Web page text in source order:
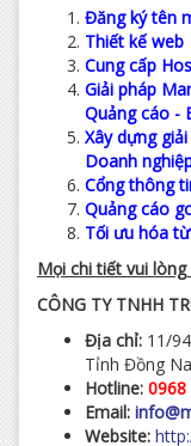
Đăng ký tên
Thiết kế web
Cung cấp
Giải pháp
Quảng cáo -
Xây dựng
Doanh
Cổng thông
Quảng cáo
Tối ưu hóa
Mọi chi tiết vui
CÔNG TY TNHH
Địa chỉ: 11/
Tỉnh Đồng
Hotline: 0968
Email:
Website: